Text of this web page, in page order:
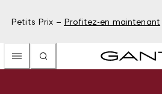
Petits Prix – Profitez-en maintenant